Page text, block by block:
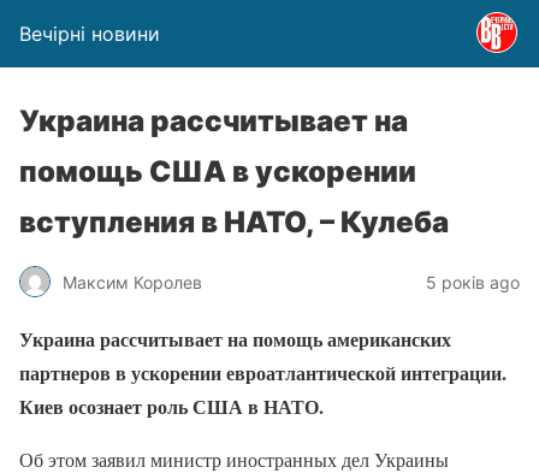
Вечірні новини
Украина рассчитывает на
помощь США в ускорении
вступления в НАТО, – Кулеба
Максим Королев 5 років ago
Украина рассчитывает на помощь американских
партнеров в ускорении евроатлантической интеграции.
Киев осознает роль США в НАТО.
Об этом заявил министр иностранных дел Украины